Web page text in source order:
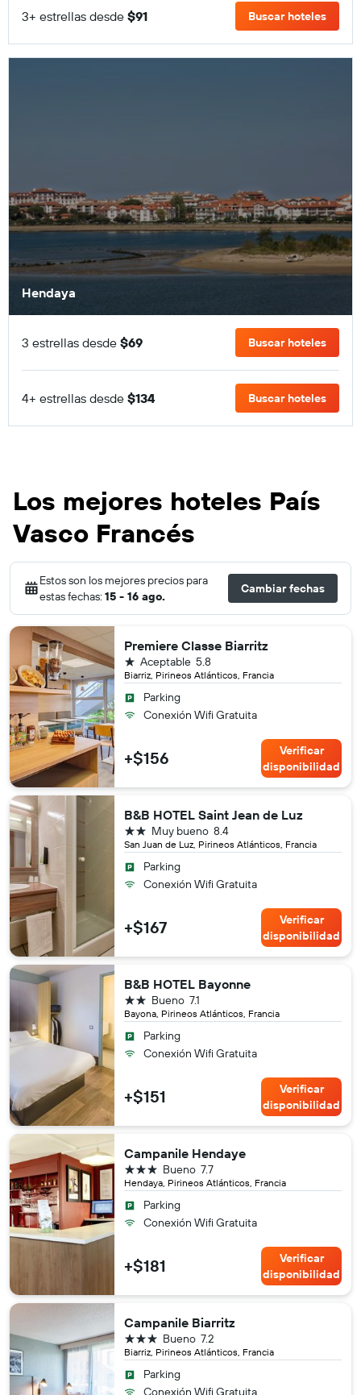
3+ estrellas desde $91 Buscar hoteles
Hendaya
3 estrellas desde $69 Buscar hoteles
4+ estrellas desde $134 Buscar hoteles
Los mejores hoteles País
Vasco Francés
Estos son los mejores precios para
estas fechas: 15 - 16 ago.
Cambiar fechas
Premiere Classe Biarritz
Biarriz, Pirineos Atlánticos, Francia
5.8
Aceptable
1 estrella
Parking
Conexión Wifi Gratuita
+$156
Verificar
disponibilidad
B&B HOTEL Saint Jean de Luz
San Juan de Luz, Pirineos Atlánticos, Francia
8.4
Muy bueno
2 estrellas
Parking
Conexión Wifi Gratuita
+$167
Verificar
disponibilidad
B&B HOTEL Bayonne
Bayona, Pirineos Atlánticos, Francia
7.1
Bueno
2 estrellas
Parking
Conexión Wifi Gratuita
+$151
Verificar
disponibilidad
Campanile Hendaye
Hendaya, Pirineos Atlánticos, Francia
7.7
Bueno
3 estrellas
Parking
Conexión Wifi Gratuita
+$181
Verificar
disponibilidad
Campanile Biarritz
Biarriz, Pirineos Atlánticos, Francia
7.2
Bueno
3 estrellas
Parking
Conexión Wifi Gratuita